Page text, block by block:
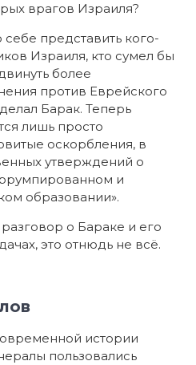
врагов Израиля?
представить кого-
Израиля, кто сумел бы
более
против Еврейского
Барак. Теперь
лишь просто
оскорбления, в
утверждений о
и
образовании».
о Бараке и его
это отнюдь не всё.
истории
пользовались